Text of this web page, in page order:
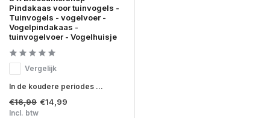
Pindakaas voor tuinvogels -
Tuinvogels - vogelvoer -
Vogelpindakaas -
tuinvogelvoer - Vogelhuisje
Vergelijk
In de koudere periodes ...
€16,99 €14,99
Incl. btw